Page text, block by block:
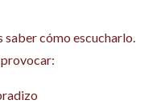
saber cómo escucharlo.